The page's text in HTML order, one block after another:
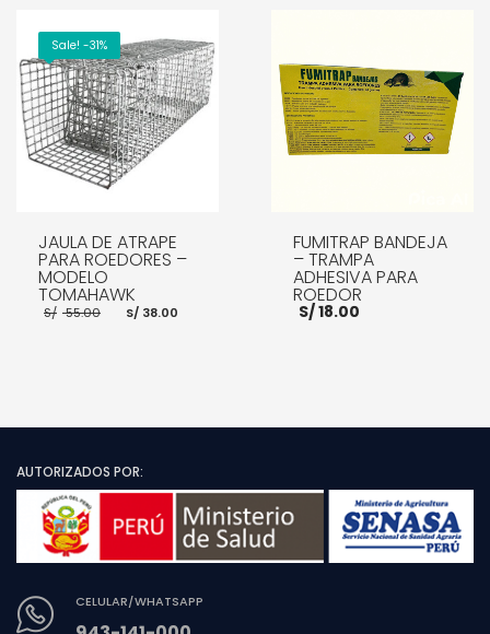
Sale! -31%
JAULA DE ATRAPE
PARA ROEDORES –
MODELO
TOMAHAWK
S/ 55.00 El
precio
S/ 38.00
FUMITRAP BANDEJA
– TRAMPA
ADHESIVA PARA
ROEDOR
S/18.00
AUTORIZADOS POR:
CELULAR/WHATSAPP